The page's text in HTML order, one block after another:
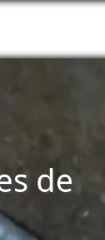
de